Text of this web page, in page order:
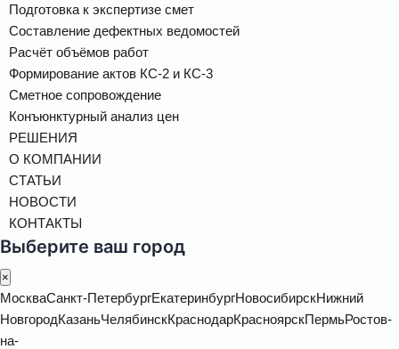
Подготовка к экспертизе смет
Составление дефектных ведомостей
Расчёт объёмов работ
Формирование актов КС-2 и КС-3
Сметное сопровождение
Конъюнктурный анализ цен
РЕШЕНИЯ
О КОМПАНИИ
СТАТЬИ
НОВОСТИ
КОНТАКТЫ
Выберите ваш город
×
МоскваСанкт-ПетербургЕкатеринбургНовосибирскНижний
НовгородКазаньЧелябинскКраснодарКрасноярскПермьРостов-
на-